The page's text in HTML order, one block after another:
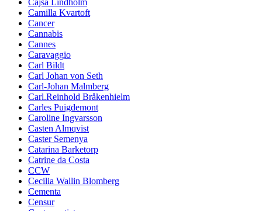
Camilla Kvartoft
Cancer
Cannabis
Cannes
Caravaggio
Carl Bildt
Carl Johan von Seth
Carl-Johan Malmberg
Carl.Reinhold Bråkenhielm
Carles Puigdemont
Caroline Ingvarsson
Casten Almqvist
Caster Semenya
Catarina Barketorp
Catrine da Costa
CCW
Cecilia Wallin Blomberg
Cementa
Censur